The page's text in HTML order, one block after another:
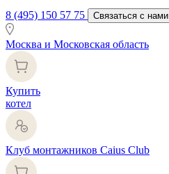
8 (495) 150 57 75 Связаться с нами
Москва и Московская область
Купить
котел
Клуб монтажников Caius Club